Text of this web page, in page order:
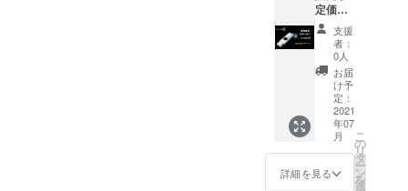
があり
ます。
性もご
ざいま
す。ご
了承く
ださ
い。 ※
ご注文
状況、
使用部
材の供
給状
況、製
皆様の
応援購
入によ
り量産
効率が
向上し
た場
合、正
規販売
価格が
販売予
定価格
定価
格】
USBtou
ch 1つ
［一般
販売予
定価格
12,000
円］ ※
皆様の
応援購
入によ
り量産
支援
者：
0人
お届
け予
定：
2021
年07
月
詳細を見る
こ
の
リ
タ
ー
ン
を
選